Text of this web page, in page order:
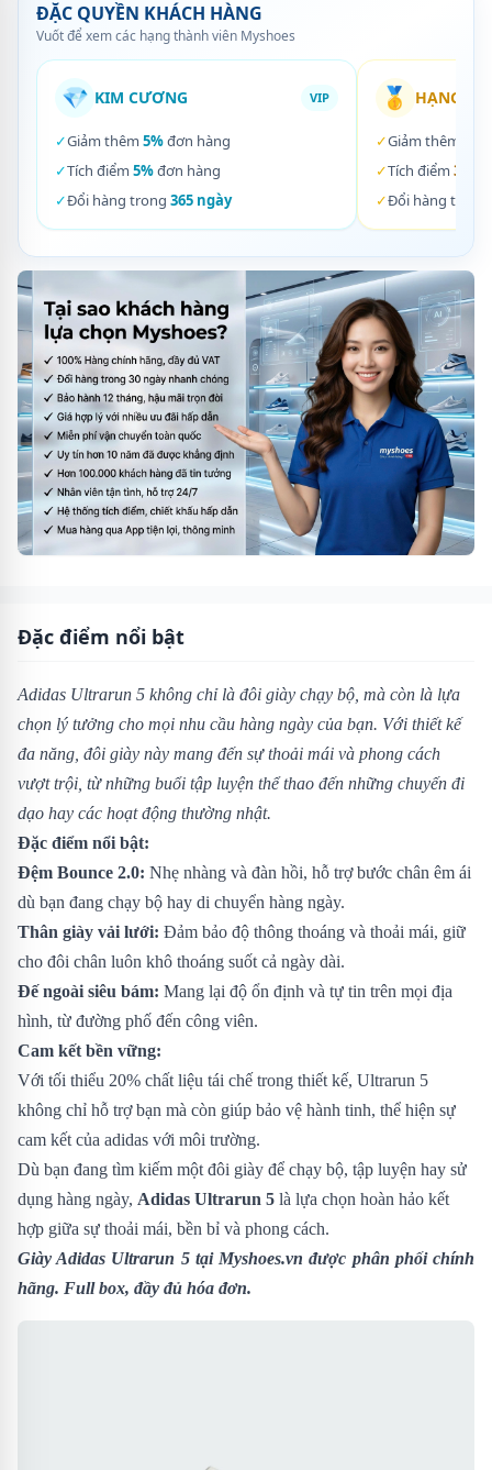
ĐẶC QUYỀN KHÁCH HÀNG
Vuốt để xem các hạng thành viên Myshoes
💎 KIM CƯƠNG VIP
✓Giảm thêm 5%đơn hàng
✓Tích điểm 5%đơn hàng
✓Đổi hàng trong 365 ngày
🥇 HẠNG
✓Giảm thêm
✓Tích điểm 3%
✓Đổi hàng trong
Đặc điểm nổi bật
Adidas Ultrarun 5 không chỉ là đôi giày chạy bộ, mà còn là lựa
chọn lý tưởng cho mọi nhu cầu hàng ngày của bạn. Với thiết kế
đa năng, đôi giày này mang đến sự thoải mái và phong cách
vượt trội, từ những buổi tập luyện thể thao đến những chuyến đi
dạo hay các hoạt động thường nhật.
Đặc điểm nổi bật:
Đệm Bounce 2.0: Nhẹ nhàng và đàn hồi, hỗ trợ bước chân êm ái
dù bạn đang chạy bộ hay di chuyển hàng ngày.
Thân giày vải lưới: Đảm bảo độ thông thoáng và thoải mái, giữ
cho đôi chân luôn khô thoáng suốt cả ngày dài.
Đế ngoài siêu bám: Mang lại độ ổn định và tự tin trên mọi địa
hình, từ đường phố đến công viên.
Cam kết bền vững:
Với tối thiểu 20% chất liệu tái chế trong thiết kế, Ultrarun 5
không chỉ hỗ trợ bạn mà còn giúp bảo vệ hành tinh, thể hiện sự
cam kết của adidas với môi trường.
Dù bạn đang tìm kiếm một đôi giày để chạy bộ, tập luyện hay sử
dụng hàng ngày, Adidas Ultrarun 5 là lựa chọn hoàn hảo kết
hợp giữa sự thoải mái, bền bỉ và phong cách.
Giày Adidas Ultrarun 5tại Myshoes.vn được phân phối chính
hãng. Full box, đầy đủ hóa đơn.